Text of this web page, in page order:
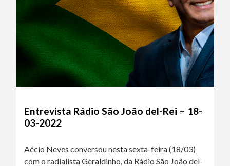
Entrevista Rádio São João del-Rei – 18-
03-2022
Aécio Neves conversou nesta sexta-feira (18/03)
com o radialista Geraldinho, da Rádio São João del-